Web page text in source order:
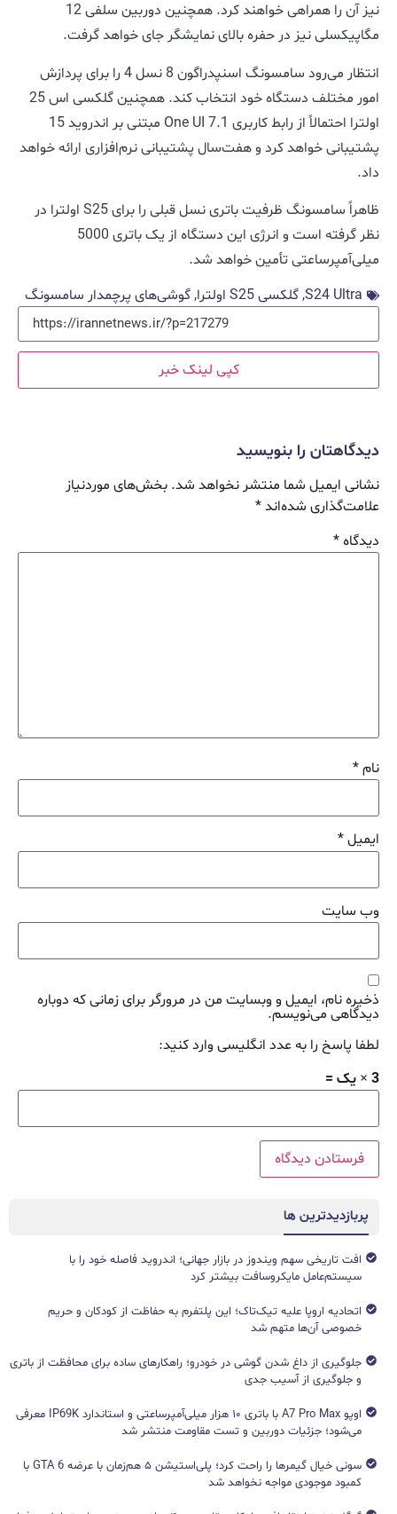
نیز آن را همراهی خواهند کرد. همچنین دوربین سلفی 12
مگاپیکسلی نیز در حفره بالای نمایشگر جای خواهد گرفت.
انتظار می‌رود سامسونگ اسنپدراگون 8 نسل 4 را برای پردازش
امور مختلف دستگاه خود انتخاب کند. همچنین گلکسی اس 25
اولترا احتمالاً از رابط کاربری One UI 7.1 مبتنی بر اندروید 15
پشتیبانی خواهد کرد و هفت‌سال پشتیبانی نرم‌افزاری ارائه خواهد
داد.
ظاهراً سامسونگ ظرفیت باتری نسل قبلی را برای S25 اولترا در
نظر گرفته است و انرژی این دستگاه از یک باتری 5000
میلی‌آمپرساعتی تأمین خواهد شد.
S24 Ultra
,گلکسی S25 اولترا ,گوشی‌های پرچمدار سامسونگ
کپی لینک خبر
دیدگاهتان را بنویسید
نشانی ایمیل شما منتشر نخواهد شد. بخش‌های موردنیاز
علامت‌گذاری شده‌اند*
دیدگاه*
نام*
ایمیل*
وب‌ سایت
ذخیره نام، ایمیل و وبسایت من در مرورگر برای زمانی که دوباره
دیدگاهی می‌نویسم.
لطفا پاسخ را به عدد انگلیسی وارد کنید:
3 × یک =
پربازدیدترین ها
افت تاریخی سهم ویندوز در بازار جهانی؛ اندروید فاصله خود را با
سیستم‌عامل مایکروسافت بیشتر کرد
اتحادیه اروپا علیه تیک‌تاک؛ این پلتفرم به حفاظت از کودکان و حریم
خصوصی آن‌ها متهم شد
جلوگیری از داغ شدن گوشی در خودرو؛ راهکارهای ساده برای محافظت از باتری
و جلوگیری از آسیب جدی
اوپو A7 Pro Max با باتری ۱۰ هزار میلی‌آمپرساعتی و استاندارد IP69K معرفی
می‌شود؛ جزئیات دوربین و تست مقاومت منتشر شد
سونی خیال گیمرها را راحت کرد؛ پلی‌استیشن ۵ هم‌زمان با عرضه GTA 6 با
کمبود موجودی مواجه نخواهد شد